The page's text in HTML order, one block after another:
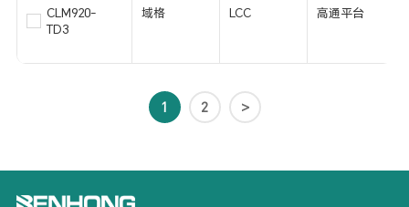
CLM920-
TD3
域格 LCC 高通平台
1 2 >